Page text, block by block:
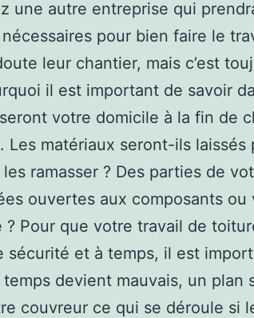
une autre entreprise qui
pour bien faire le
leur chantier, mais c’est
il est important de savoir
votre domicile à la fin de
Les matériaux seront-ils laissés
ramasser ? Des parties de
ouvertes aux composants ou
? Pour que votre travail de
sécurité et à temps, il est
devient mauvais, un plan
couvreur ce qui se déroule si